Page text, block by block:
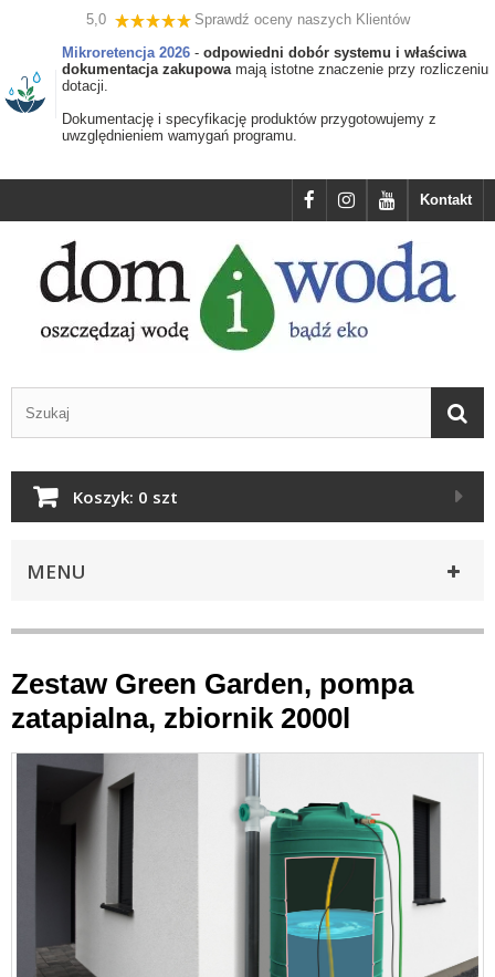
5,0
Sprawdź oceny naszych Klientów
Mikroretencja 2026 - odpowiedni dobór systemu i właściwa
dokumentacja zakupowamają istotne znaczenie przy rozliczeniu
dotacji.
Dokumentację i specyfikację produktów przygotowujemy z
uwzględnieniem wamygań programu.
Kontakt
Koszyk: 0 szt
MENU
Zestaw Green Garden, pompa
zatapialna, zbiornik 2000l